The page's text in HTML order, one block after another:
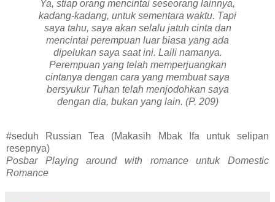
Ya, stiap orang mencintai seseorang lainnya,
kadang-kadang, untuk sementara waktu. Tapi
saya tahu, saya akan selalu jatuh cinta dan
mencintai perempuan luar biasa yang ada
dipelukan saya saat ini. Laili namanya.
Perempuan yang telah memperjuangkan
cintanya dengan cara yang membuat saya
bersyukur Tuhan telah menjodohkan saya
dengan dia, bukan yang lain. (P. 209)
#seduh Russian Tea (Makasih Mbak Ifa untuk selipan
resepnya)
Posbar Playing around with romance untuk Domestic
Romance